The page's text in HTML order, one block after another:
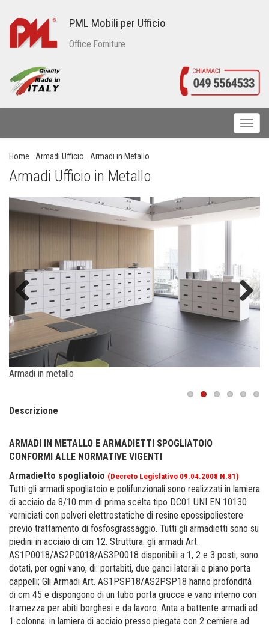
PML Mobili per Ufficio
Office Forniture
Home Armadi Ufficio Armadi in Metallo
Armadi Ufficio in Metallo
Armadi in metallo
Armadi in metallo
Previous Next
Descrizione
ARMADI IN METALLO E ARMADIETTI SPOGLIATOIO
CONFORMI ALLE NORMATIVE VIGENTI
Armadietto spogliatoio (Decreto Legislativo 09.04.2008 N.81)
Tutti gli armadi spogliatoio e polifunzionali sono realizzati in lamiera
di acciaio da 8/10 mm di prima scelta tipo DC01 UNI EN 10130
verniciati con polveri elettrostatiche di resine epossipoliestere
previo trattamento di fosfosgrassaggio. Tutti gli armadietti sono su
piedini in acciaio di cm 12. Struttura: gli armadi Art.
AS1P0018/AS2P0018/AS3P0018 disponibili a 1, 2 e 3 posti, sono
dotati, per ogni vano, di: portabiti, due ganci laterali e piano porta
cappelli; Gli Armadi Art. AS1PSP18/AS2PSP18 hanno profondità
di cm 45 e dispongono di un tubo porta grucce e vano interno con
tramezza per abiti borghesi e da lavoro. Anta a battente armadi ad
1 colonna: in lamiera di acciaio presso piegata con 2 cerniere ad